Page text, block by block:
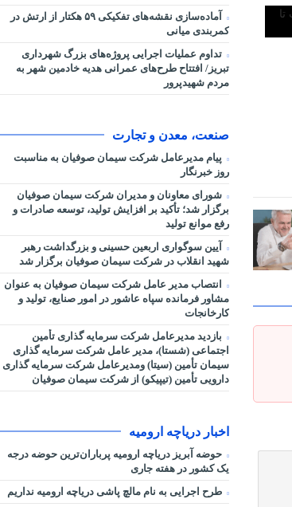
آماده‌سازی نقشه‌های تفکیکی ۵۹ هکتار از ارتش در
کمربندی میانی
تداوم عملیات اجرایی پروژه‌های بزرگ شهرداری
تبریز/ افتتاح طرح‌های عمرانی هدیه خادمین شهر به
مردم شهیدپرور
صنعت، معدن و تجارت
پیام مدیرعامل شرکت سیمان صوفیان به مناسبت
روز خبرنگار
شورای معاونان و مدیران شرکت سیمان صوفیان
برگزار شد؛ تأکید بر افزایش تولید، توسعه صادرات و
رفع موانع تولید
آیین سوگواری اربعین حسینی و بزرگداشت رهبر
شهید انقلاب در شرکت سیمان صوفیان برگزار شد
انتصاب مدیر عامل شرکت سیمان صوفیان به عنوان
مشاور فرمانده سپاه عاشور در امور صنایع، تولید و
کارخانجات
بازدید مدیرعامل شرکت سرمایه گذاری تأمین
اجتماعی (شستا)، مدیر عامل شرکت سرمایه گذاری
سیمان تأمین (سیتا) ومدیرعامل شرکت سرمایه گذاری
دارویی تأمین (تیپیکو) از شرکت سیمان صوفیان
اخبار دریاچه ارومیه
حوضه آبریز دریاچه ارومیه پرباران‌ترین حوضه‌ درجه
یک کشور در هفته جاری
طرح اجرایی به نام مالچ پاشی دریاچه ارومیه نداریم